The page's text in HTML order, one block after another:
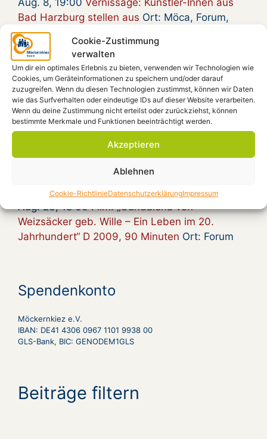
Cookie-Zustimmung
verwalten
Um dir ein optimales Erlebnis zu bieten, verwenden wir Technologien wie
Cookies, um Geräteinformationen zu speichern und/oder darauf
zuzugreifen. Wenn du diesen Technologien zustimmst, können wir Daten
wie das Surfverhalten oder eindeutige IDs auf dieser Website verarbeiten.
Wenn du deine Zustimmung nicht erteilst oder zurückziehst, können
bestimmte Merkmale und Funktionen beeinträchtigt werden.
Akzeptieren
Ablehnen
Cookie-RichtlinieDatenschutzerklärungImpressum
Aug. 8, 19:00 Vernissage: Künstler-Innen aus
Bad Harzburg stellen aus Ort: Möca, Forum,
Beratungsraum
Aug. 16, 16:00Country and Blues von Pat
Carter und Enrico FranceseOrt: Kiezplatz
Aug. 20, 15:00Gymmick singt Rio Reiser, an
seinem GrabOrt:
Aug. 20, 18:30Zum 30. Todestag von Rio
Radioeins Parkfest im
Aug. 23, 18:00Film: „Gundalena von
Weizsäcker geb. Wille – Ein Leben im 20.
Jahrhundert“ D 2009, 90 Minuten Ort: Forum
Spendenkonto
Möckernkiez e.V.
IBAN: DE41 4306 0967 1101 9938 00
GLS-Bank, BIC: GENODEM1GLS
Beiträge filtern